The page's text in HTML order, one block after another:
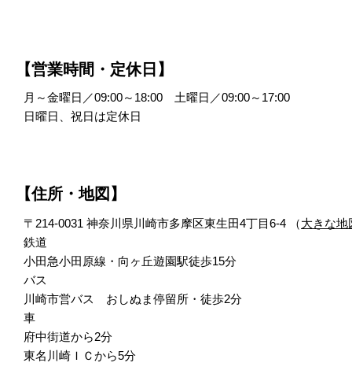
【営業時間・定休日】
月～金曜日／09:00～18:00 土曜日／09:00～17:00
日曜日、祝日は定休日
【住所・地図】
〒214-0031 神奈川県川崎市多摩区東生田4丁目6-4 （大きな地
鉄道
小田急小田原線・向ヶ丘遊園駅徒歩15分
バス
川崎市営バス おしぬま停留所・徒歩2分
車
府中街道から2分
東名川崎ＩＣから5分